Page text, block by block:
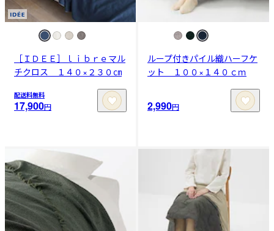
［ＩＤＥＥ］ｌｉｂｒｅマル
チクロス １４０×２３０㎝
配送料無料
17,900円
ループ付きパイル織ハーフケ
ット １００×１４０ｃｍ
2,990円